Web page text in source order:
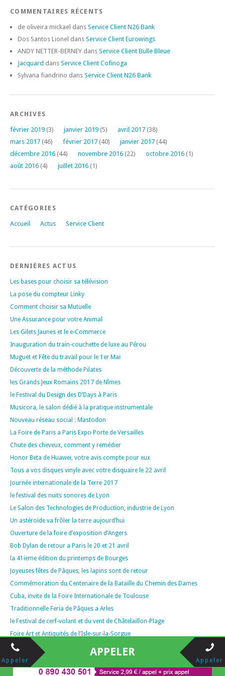
COMMENTAIRES RÉCENTS
de oliveira mickael dans Service Client N26 Bank
Dos Santos Lionel dans Service Client Eurowings
ANDY NETTER-BERNEY dans Service Client Bulle Bleue
Jacquard dans Service Client Cofinoga
Sylvana fiandrino dans Service Client N26 Bank
ARCHIVES
février 2019 (3) janvier 2019 (5) avril 2017 (38)
mars 2017 (46) février 2017 (40) janvier 2017 (44)
décembre 2016 (44) novembre 2016 (22) octobre 2016 (1)
août 2016 (4) juillet 2016 (1)
CATÉGORIES
Accueil Actus Service Client
DERNIÈRES ACTUS
Les bases pour choisir sa télévision
La pose du compteur Linky
Comment choisir sa Mutuelle
Une Assurance pour votre Animal
Les Gilets Jaunes et le e-Commerce
Inauguration du train-couchette de luxe au Pérou
Muguet et Fête du travail pour le 1er Mai
Découverte de la méthode Pilates
les Grands Jeux Romains 2017 de Nîmes
le Festival du Design des D’Days à Paris
Musicora, le salon dédié à la pratique instrumentale
Nouveau réseau social : Mastodon
La Foire de Paris a Paris Expo Porte de Versailles
Chute des cheveux, comment y remédier
Honor Beta de Huawei, votre avis compte pour eux
Tous a vos disques vinyle avec votre disquaire le 22 avril
Journée internationale de la Terre 2017
le festival des nuits sonores de Lyon
Le Salon des Technologies de Production, industrie de Lyon
Un astéroïde va frôler la terre aujourd’hui
Ouverture de la foire d’exposition d’Angers
Bob Dylan de retour a Paris le 20 et 21 avril
la 41ieme édition du printemps de Bourges
Joyeuses fêtes de Pâques, les lapins sont de retour
Commémoration du Centenaire de la Bataille du Chemin des Dames
Cuba, invite de la Foire Internationale de Toulouse
Traditionnelle Feria de Pâques a Arles
le Festival de cerf-volant et du vent de Châtelaillon-Plage
Foire Art et Antiquités de l’Isle-sur-la-Sorgue
le Salon d’instruments de musique et production musicale
Les 24h du Mans moto édition 2017
Détection des jeunes pilotes pour le Dakar 2018
Appeler
APPELER
Appeler